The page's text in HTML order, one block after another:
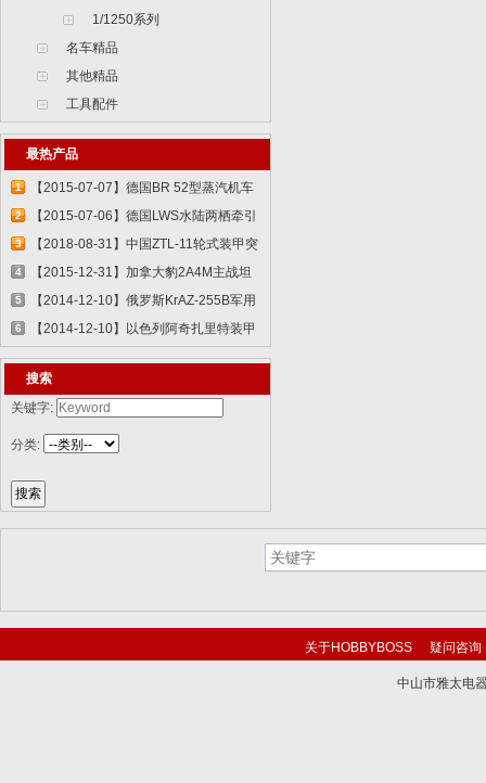
1/1250系列
名车精品
其他精品
工具配件
最热产品
1
【2015-07-07】德国BR 52型蒸汽机车
829...
2
【2015-07-06】德国LWS水陆两栖牵引
车 82...
3
【2018-08-31】中国ZTL-11轮式装甲突
击车 ...
4
【2015-12-31】加拿大豹2A4M主战坦
克 8386...
5
【2014-12-10】俄罗斯KrAZ-255B军用
卡车85...
6
【2014-12-10】以色列阿奇扎里特装甲
运兵...
搜索
关键字:
分类:
关于HOBBYBOSS 疑问咨询
中山市雅太电